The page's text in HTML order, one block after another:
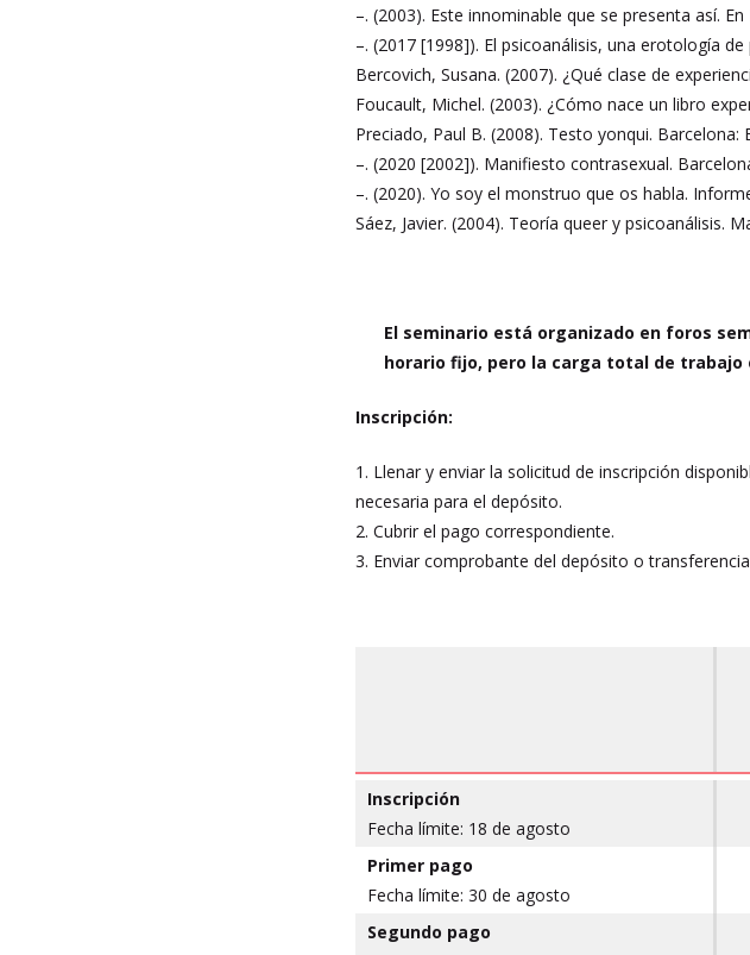
–. (2003). Este innominable que se presenta así.
–. (2017 [1998]). El psicoanálisis, una erotología de
Bercovich, Susana. (2007). ¿Qué clase de
Foucault, Michel. (2003). ¿Cómo nace un libro
Preciado, Paul B. (2008). Testo yonqui. Barcelona:
–. (2020 [2002]). Manifiesto contrasexual.
–. (2020). Yo soy el monstruo que os habla.
Sáez, Javier. (2004). Teoría queer y psicoanálisis.
El seminario está organizado en foros
horario fijo, pero la carga total de trabajo
Inscripción:
1. Llenar y enviar la solicitud de inscripción
necesaria para el depósito.
2. Cubrir el pago correspondiente.
3. Enviar comprobante del depósito o
Inscripción
Fecha límite: 18 de agosto
Primer pago
Fecha límite: 30 de agosto
Segundo pago